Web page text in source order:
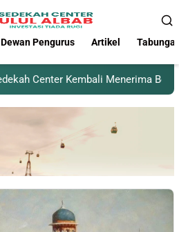
Dewan Pengurus Artikel
Center Kembali Menerima Beras